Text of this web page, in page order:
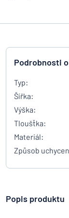
Podrobnosti
Typ:
Šířka:
Výška:
Tloušťka:
Materiál:
Způsob
Popis produktu